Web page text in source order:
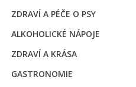
ZDRAVÍ A PÉČE O PSY
ALKOHOLICKÉ NÁPOJE
ZDRAVÍ A KRÁSA
GASTRONOMIE